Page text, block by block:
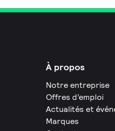
À propos
Notre entreprise
Offres d’emploi
Actualités et
Marques